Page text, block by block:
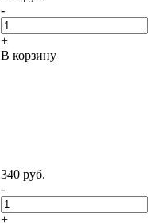
-
+
В корзину
340 руб.
-
+